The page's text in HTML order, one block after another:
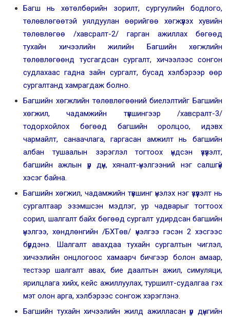
Багш нь хөтөлбөрийн зорилт, сургуулийн бодлого,
төлөвлөгөөтэй уялдуулан өөрийгөө хөгжүүлэх хувийн
төлөвлөгөө /хавсралт-2/ гарган ажиллах бөгөөд
тухайн хичээлийн жилийн Багшийн хөгжлийн
төлөвлөгөөнд тусгагдсан сургалт, хичээлээс сонгон
судлахаас гадна зайн сургалт, бусад хэлбэрээр өөр
сургалтанд хамрагдаж болно.
Багшийн хөгжлийн төлөвлөгөөний биелэлтийг Багшийн
хөгжил, чадамжийн түвшингээр /хавсралт-3/
тодорхойлох бөгөөд багшийн оролцоо, идэвх
чармайлт, санаачлага, гаргасан амжилт нь багшийн
албан тушаалын зэрэглэл тогтоох үндсэн үзүүлэлт,
багшийн ажлын үр дүн, хяналт-үнэлгээний нэг салшгүй
хэсэг байна.
Багшийн хөгжил, чадамжийн түвшинг үнэлэх нэг үзүүлэлт нь
сургалтаар эзэмшсэн мэдлэг, ур чадварыг тогтоох
сорил, шалгалт байх бөгөөд сургалт удирдсан багшийн
үнэлгээ, хөндлөнгийн /БХТөв/ үнэлгээ гэсэн 2 хэсгээс
бүрдэнэ. Шалгалт авахдаа тухайн сургалтын чиглэл,
хичээлийн онцлогоос хамаарч бичгээр болон амаар,
тестээр шалгалт авах, бие даалтын ажил, симуляци,
ярилцлага хийх, кейс ажиллуулах, туршилт-судалгаа гэх
мэт олон арга, хэлбэрээс сонгож хэрэглэнэ.
Багшийн тухайн хичээлийн жилд ажилласан үр дүнгийн